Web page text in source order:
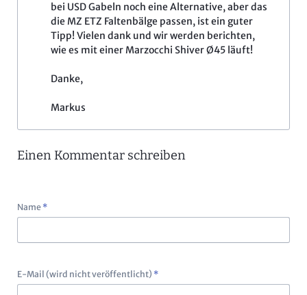
bei USD Gabeln noch eine Alternative, aber das
die MZ ETZ Faltenbälge passen, ist ein guter
Tipp! Vielen dank und wir werden berichten,
wie es mit einer Marzocchi Shiver Ø45 läuft!
Danke,
Markus
Einen Kommentar schreiben
Pflichtfeld
Name *
Pflichtfeld
E-Mail (wird nicht veröffentlicht) *